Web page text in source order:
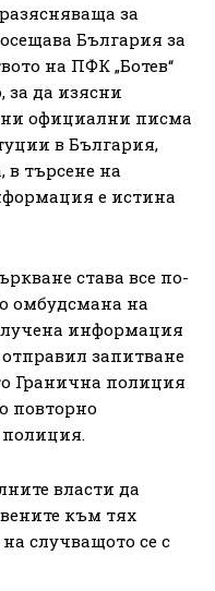
за
България за
на ПФК „Ботев“
за да изясни
официални писма
в България,
търсене на
е истина
става все по-
омбудсмана на
информация
запитване
Гранична полиция
повторно
власти да
към тях
случващото се с